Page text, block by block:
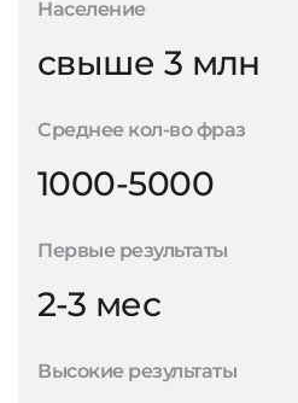
Население
свыше 3 млн
Среднее кол-во фраз
1000-5000
Первые результаты
2-3 мес
Высокие результаты